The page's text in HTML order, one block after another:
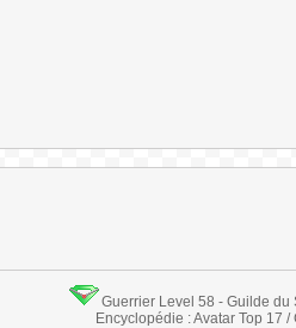
Guerrier Level 58 - Guilde
Encyclopédie : Avatar Top 17 /